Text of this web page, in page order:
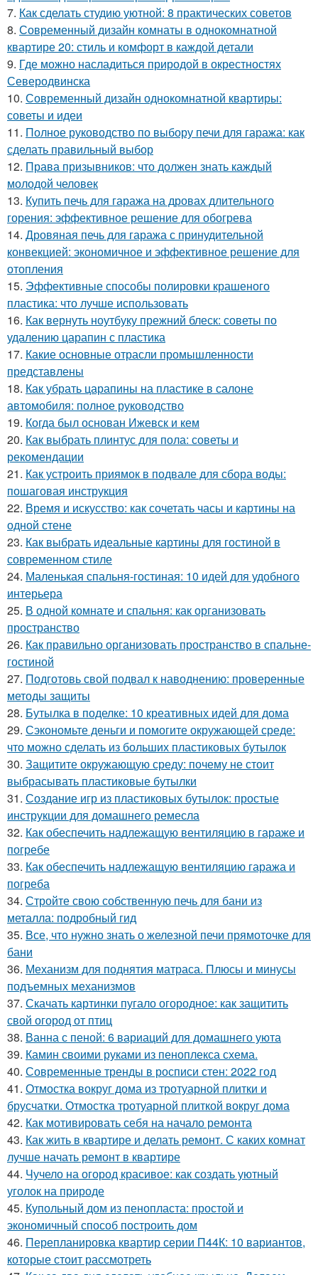
7. Как сделать студию уютной: 8 практических советов
8. Современный дизайн комнаты в однокомнатной
квартире 20: стиль и комфорт в каждой детали
9. Где можно насладиться природой в окрестностях
Северодвинска
10. Современный дизайн однокомнатной квартиры:
советы и идеи
11. Полное руководство по выбору печи для гаража: как
сделать правильный выбор
12. Права призывников: что должен знать каждый
молодой человек
13. Купить печь для гаража на дровах длительного
горения: эффективное решение для обогрева
14. Дровяная печь для гаража с принудительной
конвекцией: экономичное и эффективное решение для
отопления
15. Эффективные способы полировки крашеного
пластика: что лучше использовать
16. Как вернуть ноутбуку прежний блеск: советы по
удалению царапин с пластика
17. Какие основные отрасли промышленности
представлены
18. Как убрать царапины на пластике в салоне
автомобиля: полное руководство
19. Когда был основан Ижевск и кем
20. Как выбрать плинтус для пола: советы и
рекомендации
21. Как устроить приямок в подвале для сбора воды:
пошаговая инструкция
22. Время и искусство: как сочетать часы и картины на
одной стене
23. Как выбрать идеальные картины для гостиной в
современном стиле
24. Маленькая спальня-гостиная: 10 идей для удобного
интерьера
25. В одной комнате и спальня: как организовать
пространство
26. Как правильно организовать пространство в спальне-
гостиной
27. Подготовь свой подвал к наводнению: проверенные
методы защиты
28. Бутылка в поделке: 10 креативных идей для дома
29. Сэкономьте деньги и помогите окружающей среде:
что можно сделать из больших пластиковых бутылок
30. Защитите окружающую среду: почему не стоит
выбрасывать пластиковые бутылки
31. Создание игр из пластиковых бутылок: простые
инструкции для домашнего ремесла
32. Как обеспечить надлежащую вентиляцию в гараже и
погребе
33. Как обеспечить надлежащую вентиляцию гаража и
погреба
34. Стройте свою собственную печь для бани из
металла: подробный гид
35. Все, что нужно знать о железной печи прямоточке для
бани
36. Механизм для поднятия матраса. Плюсы и минусы
подъемных механизмов
37. Скачать картинки пугало огородное: как защитить
свой огород от птиц
38. Ванна с пеной: 6 вариаций для домашнего уюта
39. Камин своими руками из пеноплекса схема.
40. Современные тренды в росписи стен: 2022 год
41. Отмостка вокруг дома из тротуарной плитки и
брусчатки. Отмостка тротуарной плиткой вокруг дома
42. Как мотивировать себя на начало ремонта
43. Как жить в квартире и делать ремонт. С каких комнат
лучше начать ремонт в квартире
44. Чучело на огород красивое: как создать уютный
уголок на природе
45. Купольный дом из пенопласта: простой и
экономичный способ построить дом
46. Перепланировка квартир серии П44К: 10 вариантов,
которые стоит рассмотреть